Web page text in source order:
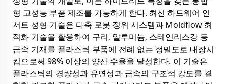
형 고성능 부품 제조를 가능하게 한다. 최신 하드웨어 인
서트 성형 기술은 다축 로봇 정위 시스템과 Moldflow 최
적화 기술을 활용하여 구리, 알루미늄, 스테인리스강 등
금속 기재를 플라스틱 부품에 전례 없는 정밀도로 내장시
킴으로써 98% 이상의 양산 수율을 달성한다. 이 기술은
플라스틱의 경량성과 유연성과 금속의 구조적 강도를 결